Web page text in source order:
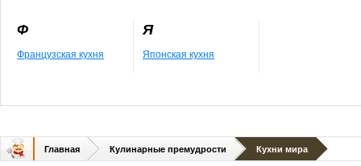
Ф
Французская кухня
Я
Японская кухня
Главная Кулинарные премудрости Кухни мира